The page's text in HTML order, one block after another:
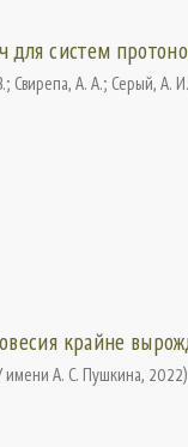
для систем
; Свирепа, А. А.; Серый, А. И.
крайне
имени А. С. Пушкина, 2022)